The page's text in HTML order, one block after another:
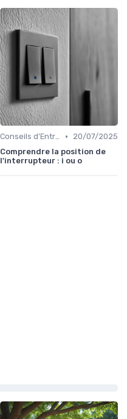
Conseils d'Entretien •
20/07/2025
Comprendre la position de
l'interrupteur : i ou o